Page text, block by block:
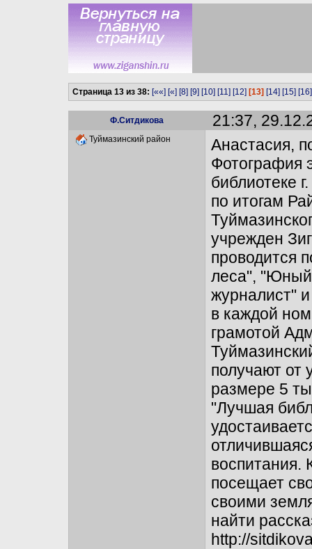
Страница 13 из 38: [««] [«] [8] [9] [10] [11] [12] [13] [14] [15] [16]
Ф.Ситдикова 21:37,
Туймазинский район
Анастасия,
Фотография
библиотеке
по итогам
учрежден
проводится
леса",
журналист"
в каждой
грамотой
получают от
размере 5
"Лучшая
воспитания.
посещает
своими
найти
http://